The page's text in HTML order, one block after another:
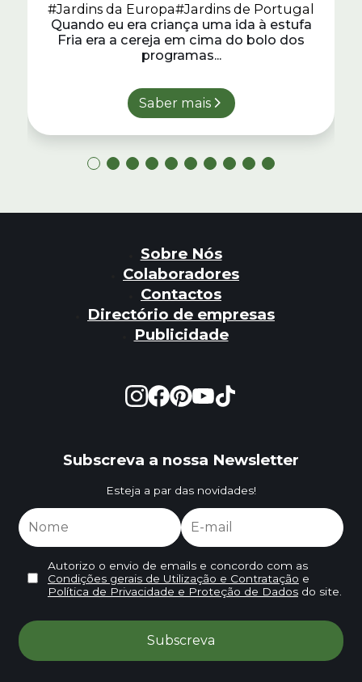
#Jardins da Europa#Jardins de Portugal
Quando eu era criança uma ida à estufa
Fria era a cereja em cima do bolo dos
programas...
Saber mais
Sobre Nós
Colaboradores
Contactos
Directório de empresas
Publicidade
Subscreva a nossa Newsletter
Esteja a par das novidades!
Autorizo o envio de emails e concordo com as
Condições gerais de Utilização e Contratação e
Política de Privacidade e Proteção de Dadosdo site.